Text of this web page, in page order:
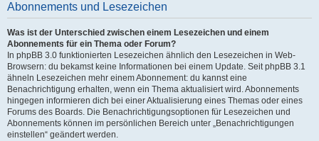
Abonnements und Lesezeichen
Was ist der Unterschied zwischen einem Lesezeichen und einem
Abonnements für ein Thema oder Forum?
In phpBB 3.0 funktionierten Lesezeichen ähnlich den Lesezeichen in Web-
Browsern: du bekamst keine Informationen bei einem Update. Seit phpBB 3.1
ähneln Lesezeichen mehr einem Abonnement: du kannst eine
Benachrichtigung erhalten, wenn ein Thema aktualisiert wird. Abonnements
hingegen informieren dich bei einer Aktualisierung eines Themas oder eines
Forums des Boards. Die Benachrichtigungsoptionen für Lesezeichen und
Abonnements können im persönlichen Bereich unter „Benachrichtigungen
einstellen“ geändert werden.